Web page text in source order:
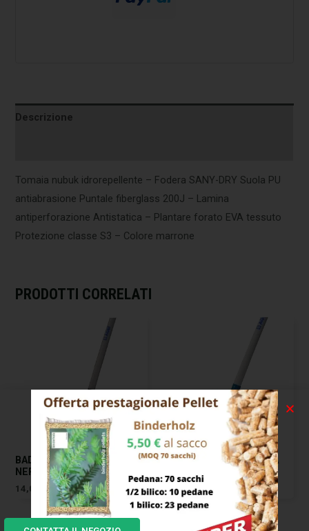
Descrizione
Tomaia nubuk idrorepellente – Fodera SANY-DRY Suola PU
antiabrasione Puntale fiberglass 200J – Lamina
antiperforazione Antistatica – Plantare forato EVA tessuto
Protezione classe S3 – Colore marrone
PRODOTTI CORRELATI
BADILE IMPRESA PUNTA
NERO 30 M/TO AGEF
14,00
BADILE IMPRESA PUNTA
LEGA M/TO AGEF
23,00€